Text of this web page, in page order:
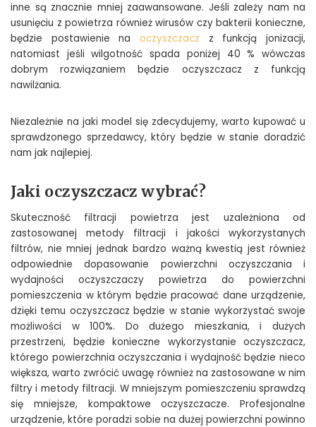
inne są znacznie mniej zaawansowane. Jeśli zależy nam na
usunięciu z powietrza również wirusów czy bakterii konieczne,
będzie postawienie na oczyszczacz z funkcją jonizacji,
natomiast jeśli wilgotność spada poniżej 40 % wówczas
dobrym rozwiązaniem będzie oczyszczacz z funkcją
nawilżania.
Niezależnie na jaki model się zdecydujemy, warto kupować u
sprawdzonego sprzedawcy, który będzie w stanie doradzić
nam jak najlepiej.
Jaki oczyszczacz wybrać?
Skuteczność filtracji powietrza jest uzależniona od
zastosowanej metody filtracji i jakości wykorzystanych
filtrów, nie mniej jednak bardzo ważną kwestią jest również
odpowiednie dopasowanie powierzchni oczyszczania i
wydajności oczyszczaczy powietrza do powierzchni
pomieszczenia w którym będzie pracować dane urządzenie,
dzięki temu oczyszczacz będzie w stanie wykorzystać swoje
możliwości w 100%. Do dużego mieszkania, i dużych
przestrzeni, będzie konieczne wykorzystanie oczyszczacz,
którego powierzchnia oczyszczania i wydajność będzie nieco
większa, warto zwrócić uwagę również na zastosowane w nim
filtry i metody filtracji. W mniejszym pomieszczeniu sprawdzą
się mniejsze, kompaktowe oczyszczacze. Profesjonalne
urządzenie, które poradzi sobie na dużej powierzchni powinno